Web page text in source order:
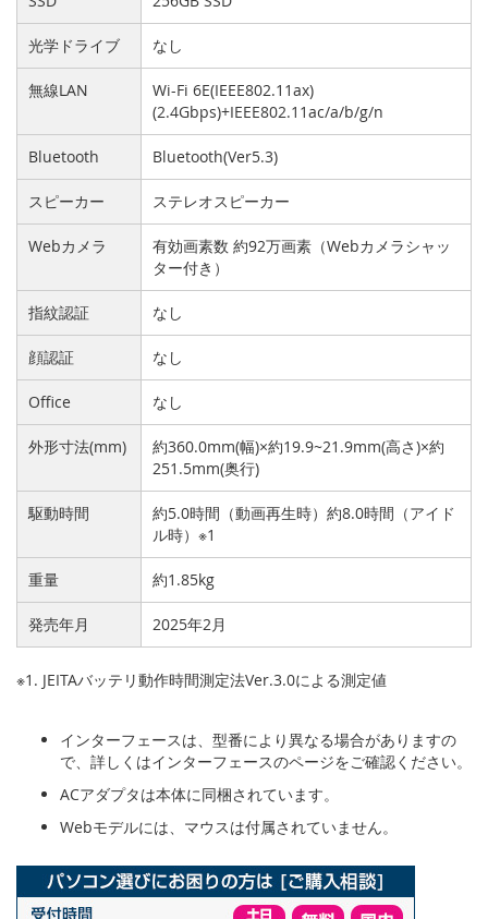
光学ドライブ なし
無線LAN
Wi-Fi 6E(IEEE802.11ax)
(2.4Gbps)+IEEE802.11ac/a/b/g/n
Bluetooth Bluetooth(Ver5.3)
スピーカー ステレオスピーカー
Webカメラ
有効画素数 約92万画素（Webカメラシャッ
ター付き）
指紋認証 なし
顔認証 なし
Office なし
外形寸法(mm)
約360.0mm(幅)×約19.9~21.9mm(高さ)×約
251.5mm(奥行)
駆動時間
約5.0時間（動画再生時）約8.0時間（アイド
ル時）※1
重量 約1.85kg
発売年月 2025年2月
※1. JEITAバッテリ動作時間測定法Ver.3.0による測定値
インターフェースは、型番により異なる場合がありますの
で、詳しくはインターフェースのページをご確認ください。
ACアダプタは本体に同梱されています。
Webモデルには、マウスは付属されていません。